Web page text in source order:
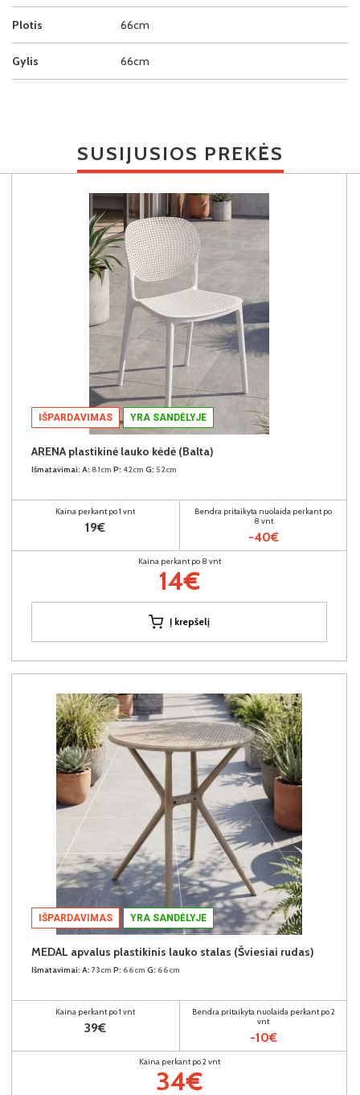
Plotis 66cm
Gylis 66cm
SUSIJUSIOS PREKĖS
IŠPARDAVIMAS YRA SANDĖLYJE
ARENA plastikinė lauko kėdė (Balta)
Išmatavimai: A: 81cm P: 42cm G: 52cm
Kaina perkant po 1 vnt
19€
Bendra pritaikyta nuolaida perkant po
8 vnt
-40€
Kaina perkant po 8 vnt
14€
Į krepšelį
IŠPARDAVIMAS YRA SANDĖLYJE
MEDAL apvalus plastikinis lauko stalas (Šviesiai rudas)
Išmatavimai: A: 73cm P: 66cm G: 66cm
Kaina perkant po 1 vnt
39€
Bendra pritaikyta nuolaida perkant po 2
vnt
-10€
Kaina perkant po 2 vnt
34€